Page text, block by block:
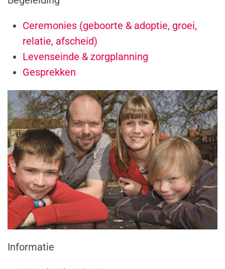
Ceremonies (geboorte & adoptie, groei,
relatie, afscheid)
Levenseinde & zorgplanning
Gesprekken
Informatie